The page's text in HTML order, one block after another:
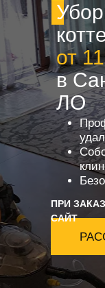
ПРИ
САЙТ
от
в
ЛО